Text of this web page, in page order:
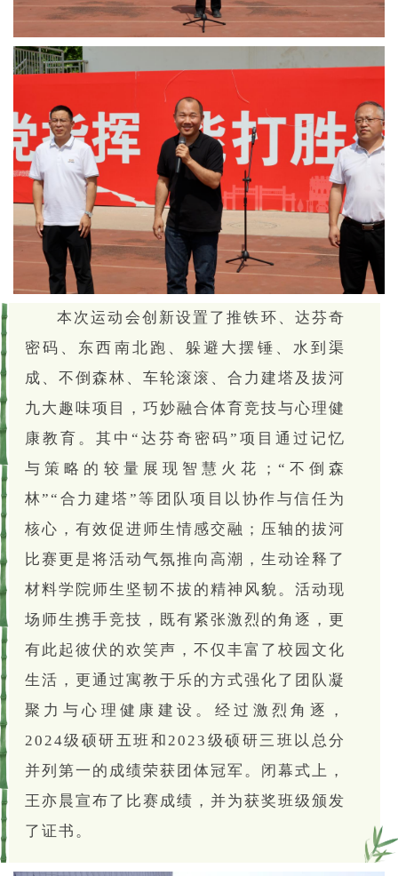
本次运动会创新设置了推铁环、达芬奇
密码、东西南北跑、躲避大摆锤、水到渠
成、不倒森林、车轮滚滚、合力建塔及拔河
九大趣味项目，巧妙融合体育竞技与心理健
康教育。其中“达芬奇密码”项目通过记忆
与策略的较量展现智慧火花；“不倒森
林”“合力建塔”等团队项目以协作与信任为
核心，有效促进师生情感交融；压轴的拔河
比赛更是将活动气氛推向高潮，生动诠释了
材料学院师生坚韧不拔的精神风貌。活动现
场师生携手竞技，既有紧张激烈的角逐，更
有此起彼伏的欢笑声，不仅丰富了校园文化
生活，更通过寓教于乐的方式强化了团队凝
聚力与心理健康建设。经过激烈角逐，
2024级硕研五班和2023级硕研三班以总分
并列第一的成绩荣获团体冠军。闭幕式上，
王亦晨宣布了比赛成绩，并为获奖班级颁发
了证书。